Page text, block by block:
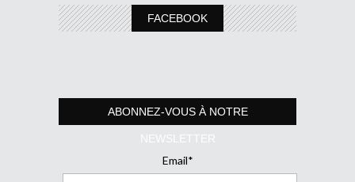
FACEBOOK
ABONNEZ-VOUS À NOTRE
NEWSLETTER
Email*